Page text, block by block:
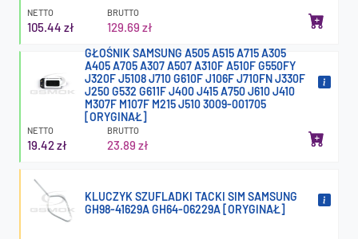
NETTO
105.44 zł
BRUTTO
129.69 zł
GŁOŚNIK SAMSUNG A505 A515 A715 A305
A405 A705 A307 A507 A310F A510F G550FY
J320F J5108 J710 G610F J106F J710FN J330F
J250 G532 G611F J400 J415 A750 J610 J410
M307F M107F M215 J510 3009-001705
[ORYGINAŁ]
NETTO
19.42 zł
BRUTTO
23.89 zł
KLUCZYK SZUFLADKI TACKI SIM SAMSUNG
GH98-41629A GH64-06229A [ORYGINAŁ]